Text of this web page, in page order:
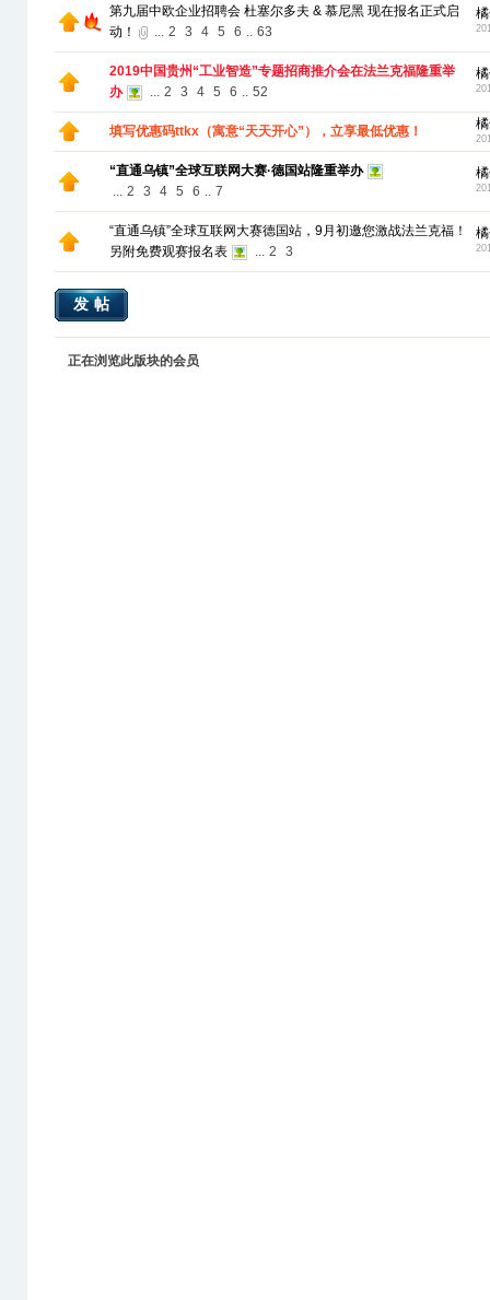
第九届中欧企业招聘会 杜塞尔多夫 & 慕尼黑 现在报名正式启
动！
... 2 3 4 5 6 .. 63
2019中国贵州“工业智造”专题招商推介会在法兰克福隆重举
办
... 2 3 4 5 6 .. 52
填写优惠码ttkx（寓意“天天开心”），立享最低优惠！
“直通乌镇”全球互联网大赛·德国站隆重举办
... 2 3 4 5 6 .. 7
“直通乌镇”全球互联网大赛德国站，9月初邀您激战法兰克福！
另附免费观赛报名表
... 2 3
发帖
正在浏览此版块的会员